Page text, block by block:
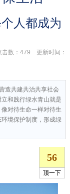
人都成为
数： 479 更新时间：
造共建共治共享社会
和践行绿水青山就是
对待生命一样对待生
境保护制度，形成绿